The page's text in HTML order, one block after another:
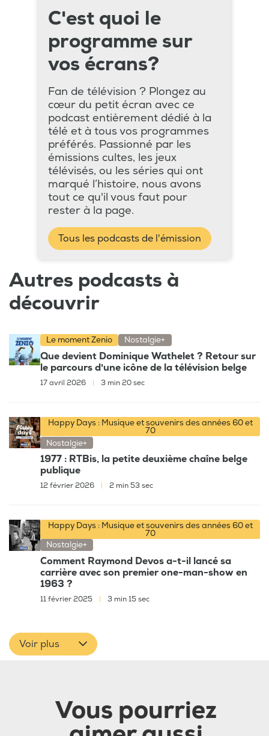
C'est quoi le
programme sur
vos écrans?
Fan de télévision ? Plongez au
cœur du petit écran avec ce
podcast entièrement dédié à la
télé et à tous vos programmes
préférés. Passionné par les
émissions cultes, les jeux
télévisés, ou les séries qui ont
marqué l’histoire, nous avons
tout ce qu'il vous faut pour
rester à la page.
Tous les podcasts de l'émission
Autres podcasts à
découvrir
Le moment Zenio Nostalgie+
Que devient Dominique Wathelet ? Retour sur
le parcours d'une icône de la télévision belge
17 avril 2026 3 min 20 sec
Happy Days : Musique et souvenirs des années 60 et
70
Nostalgie+
1977 : RTBis, la petite deuxième chaîne belge
publique
12 février 2026 | 2 min 53 sec
Happy Days : Musique et souvenirs des années 60 et
70
Nostalgie+
Comment Raymond Devos a-t-il lancé sa
carrière avec son premier one-man-show en
1963 ?
11 février 2025 3 min 15 sec
Voir plus
Vous pourriez